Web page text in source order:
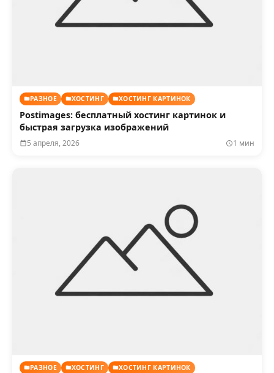
РАЗНОЕ ХОСТИНГ ХОСТИНГ КАРТИНОК
Postimages: бесплатный хостинг картинок и
быстрая загрузка изображений
5 апреля, 2026 1 мин
РАЗНОЕ ХОСТИНГ ХОСТИНГ КАРТИНОК